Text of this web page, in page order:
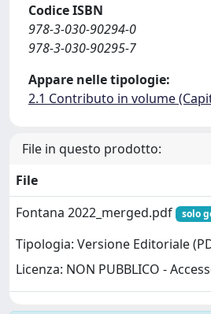
Codice ISBN
978-3-030-90294-0
978-3-030-90295-7
Appare nelle tipologie:
2.1 Contributo in volume
File in questo prodotto:
File
Fontana 2022_merged.pdf
solo
Tipologia: Versione Editoriale
Licenza: NON PUBBLICO -